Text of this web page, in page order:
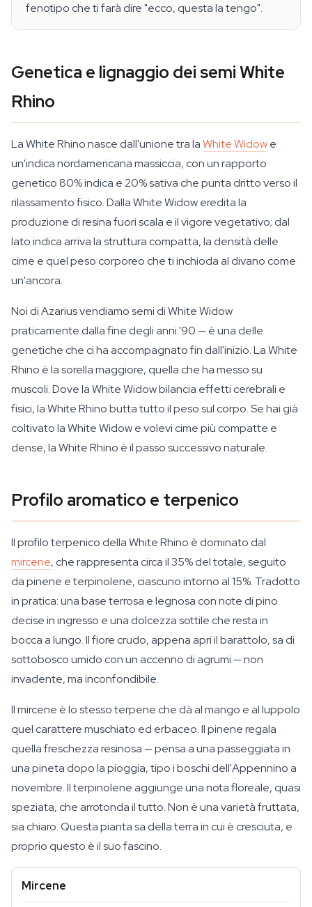
fenotipo che ti farà dire "ecco, questa la tengo".
Genetica e lignaggio dei semi White
Rhino
La White Rhino nasce dall'unione tra laWhite Widowe
un'indica nordamericana massiccia, con un rapporto
genetico 80% indica e 20% sativa che punta dritto verso il
rilassamento fisico. Dalla White Widow eredita la
produzione di resina fuori scala e il vigore vegetativo; dal
lato indica arriva la struttura compatta, la densità delle
cime e quel peso corporeo che ti inchioda al divano come
un'ancora.
Noi di Azarius vendiamo semi di White Widow
praticamente dalla fine degli anni '90 — è una delle
genetiche che ci ha accompagnato fin dall'inizio. La White
Rhino è la sorella maggiore, quella che ha messo su
muscoli. Dove la White Widow bilancia effetti cerebrali e
fisici, la White Rhino butta tutto il peso sul corpo. Se hai già
coltivato la White Widow e volevi cime più compatte e
dense, la White Rhino è il passo successivo naturale.
Profilo aromatico e terpenico
Il profilo terpenico della White Rhino è dominato dal
mircene, che rappresenta circa il 35% del totale, seguito
da pinene e terpinolene, ciascuno intorno al 15%. Tradotto
in pratica: una base terrosa e legnosa con note di pino
decise in ingresso e una dolcezza sottile che resta in
bocca a lungo. Il fiore crudo, appena apri il barattolo, sa di
sottobosco umido con un accenno di agrumi — non
invadente, ma inconfondibile.
Il mircene è lo stesso terpene che dà al mango e al luppolo
quel carattere muschiato ed erbaceo. Il pinene regala
quella freschezza resinosa — pensa a una passeggiata in
una pineta dopo la pioggia, tipo i boschi dell'Appennino a
novembre. Il terpinolene aggiunge una nota floreale, quasi
speziata, che arrotonda il tutto. Non è una varietà fruttata,
sia chiaro. Questa pianta sa della terra in cui è cresciuta, e
proprio questo è il suo fascino.
Mircene